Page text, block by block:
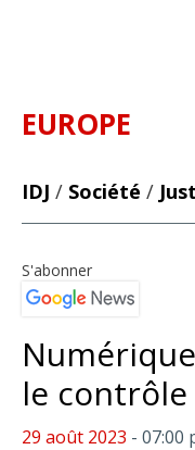
EUROPE
IDJ / Société /
S'abonner
le contrôle
29 août 2023 - 07:00